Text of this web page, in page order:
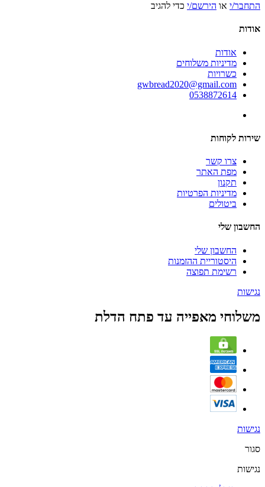
התחבר/י או הירשם/י כדי להגיב
אודות
אודות
מדיניות משלוחים
כשרויות
gwbread2020@gmail.com
0538872614
שירות לקוחות
צרו קשר
מפת האתר
תקנון
מדיניות הפרטיות
ביטולים
החשבון שלי
החשבון שלי
היסטוריית ההזמנות
רשימת תפוצה
נגישות
משלוחי מאפייה עד פתח הדלת
נגישות
סגור
נגישות